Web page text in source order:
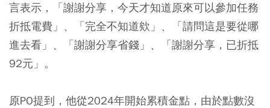
言表示，「謝謝分享，今天才知道原來可以參加任務
折抵電費」、「完全不知道欸」、「請問這是要從哪
進去看」、「謝謝分享省錢」、「謝謝分享，已折抵
92元」。
原PO提到，他從2024年開始累積金點，由於點數沒